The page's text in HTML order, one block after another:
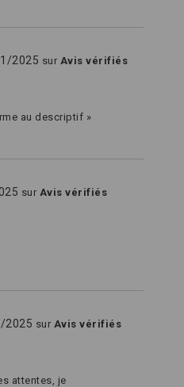
2025 sur Avis vérifiés
au descriptif »
sur Avis vérifiés
2025 sur Avis vérifiés
attentes, je